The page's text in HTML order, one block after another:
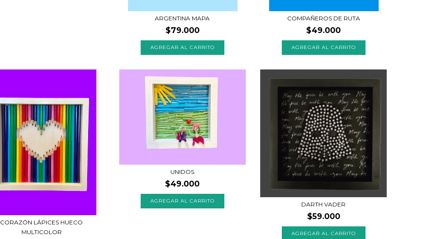
ARGENTINA MAPA
$79.000
COMPAÑEROS DE RUTA
$49.000
CORAZÓN LÁPICES HUECO
MULTICOLOR
UNIDOS
$49.000
DARTH VADER
$59.000